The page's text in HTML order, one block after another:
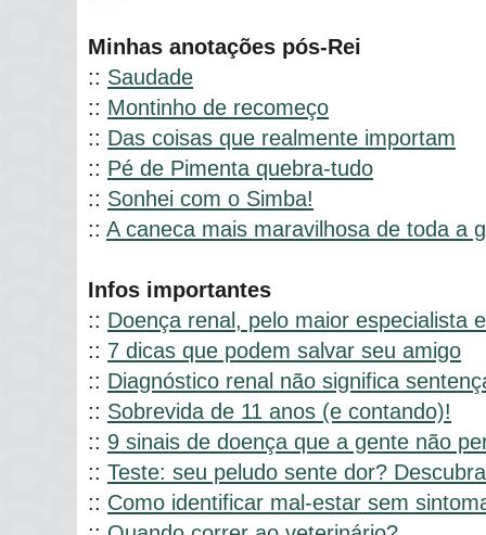
Minhas anotações pós-Rei
:: Saudade
:: Montinho de recomeço
:: Das coisas que realmente importam
:: Pé de Pimenta quebra-tudo
:: Sonhei com o Simba!
:: A caneca mais maravilhosa de toda a
Infos importantes
:: Doença renal, pelo maior especialista
:: 7 dicas que podem salvar seu amigo
:: Diagnóstico renal não significa
:: Sobrevida de 11 anos (e contando)!
:: 9 sinais de doença que a gente não
:: Teste: seu peludo sente dor?
:: Como identificar mal-estar sem